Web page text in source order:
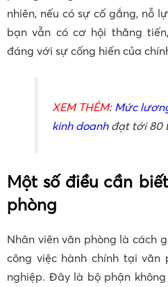
nhiên, nếu có sự cố gắng, nỗ
bạn vẫn có cơ hội thăng
đáng với sự cống hiến của
XEM THÊM: Mức
kinh doanhđạt tới 80
Một số điều cần
phòng
Nhân viên văn phòng là cách
công việc hành chính tại văn
nghiệp. Đây là bộ phận